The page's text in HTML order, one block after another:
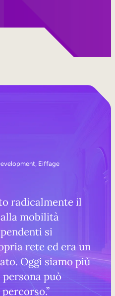
Eiffage
radicalmente il
mobilità
si
rete ed era un
Oggi siamo più
può